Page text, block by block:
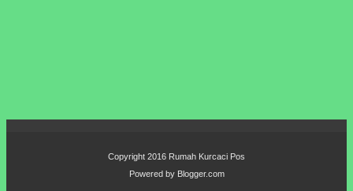
Copyright 2016 Rumah Kurcaci Pos
Powered by Blogger.com